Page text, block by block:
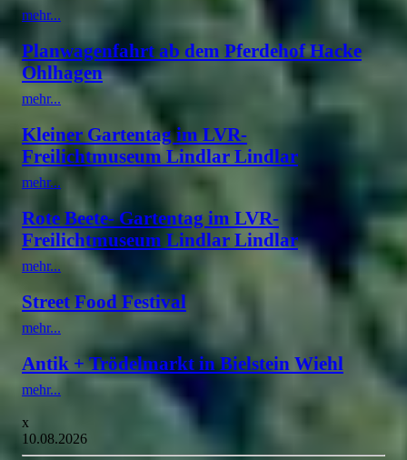
mehr...
Planwagenfahrt ab dem Pferdehof Hacke
Ohlhagen
mehr...
Kleiner Gartentag im LVR-
Freilichtmuseum Lindlar Lindlar
mehr...
Rote Beete- Gartentag im LVR-
Freilichtmuseum Lindlar Lindlar
mehr...
Street Food Festival
mehr...
Antik + Trödelmarkt in Bielstein Wiehl
mehr...
x
10.08.2026